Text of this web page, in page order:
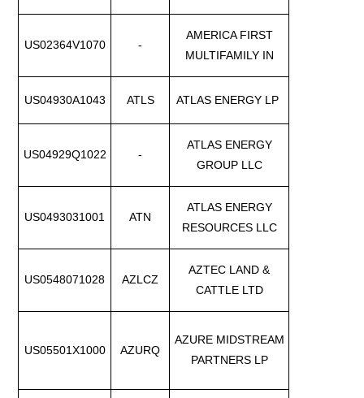
US02364V1070 -
AMERICA FIRST
MULTIFAMILY IN
US04930A1043 ATLS ATLAS ENERGY LP
US04929Q1022 -
ATLAS ENERGY
GROUP LLC
US0493031001 ATN
ATLAS ENERGY
RESOURCES LLC
US0548071028 AZLCZ
AZTEC LAND &
CATTLE LTD
US05501X1000 AZURQ
AZURE MIDSTREAM
PARTNERS LP